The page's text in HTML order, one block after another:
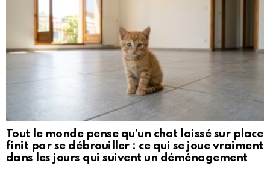
Tout le monde pense qu’un chat laissé sur place
finit par se débrouiller : ce qui se joue vraiment
dans les jours qui suivent un déménagement